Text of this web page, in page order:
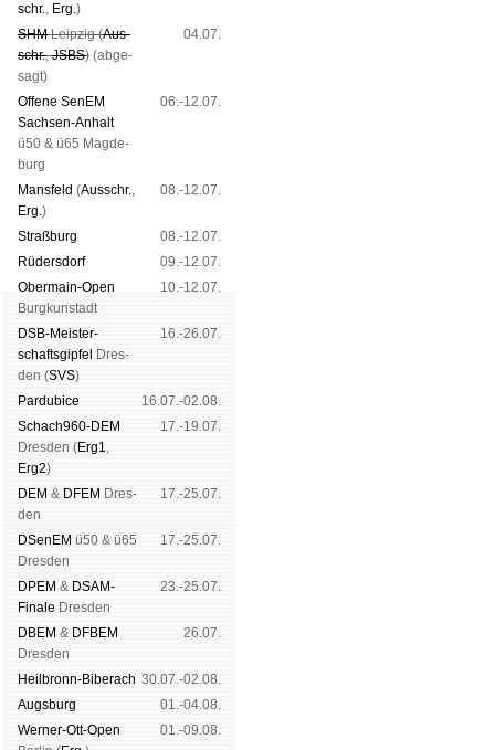
schr., Erg.)
SHMLeip­zig (Aus­
schr.,JSBS) (ab­ge­
sagt)
04.07.
Offene SenEM
Sach­sen-An­halt
ü50 & ü65 Mag­de­
burg
06.-12.07.
Mans­feld (Aus­schr.,
Erg.)
08.-12.07.
Straß­burg
08.-12.07.
Rüders­dorf
09.-12.07.
Ober­main-Open
Burg­kun­stadt
10.-12.07.
DSB-Meister­
schafts­gipfel
Dres­
den (SVS)
16.-26.07.
Pardu­bice
16.07.-02.08.
Schach960-DEM
Dres­den (Erg1,
Erg2)
17.-19.07.
DEM & DFEM Dres­
den
17.-25.07.
DSenEM ü50 & ü65
Dres­den
17.-25.07.
DPEM & DSAM-
Finale Dres­den
23.-25.07.
DBEM & DFBEM
Dres­den
26.07.
Heil­bronn-Bi­ber­ach 30.07.-02.08.
Augs­burg
01.-04.08.
Werner-Ott-Open
01.-09.08.